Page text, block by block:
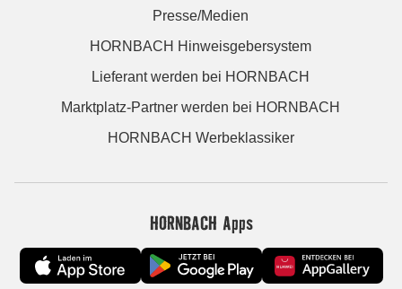
Presse/Medien
HORNBACH Hinweisgebersystem
Lieferant werden bei HORNBACH
Marktplatz-Partner werden bei HORNBACH
HORNBACH Werbeklassiker
HORNBACH Apps